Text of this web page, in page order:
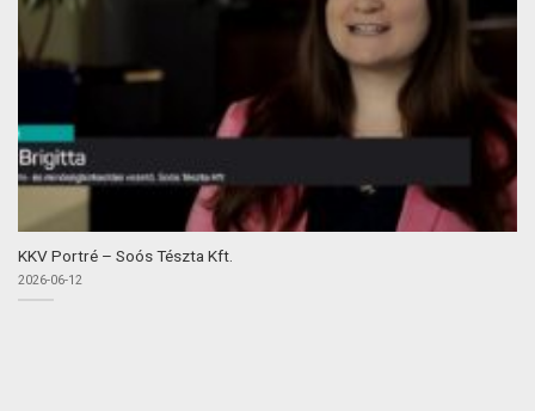
KKV Portré – Soós Tészta Kft.
2026-06-12